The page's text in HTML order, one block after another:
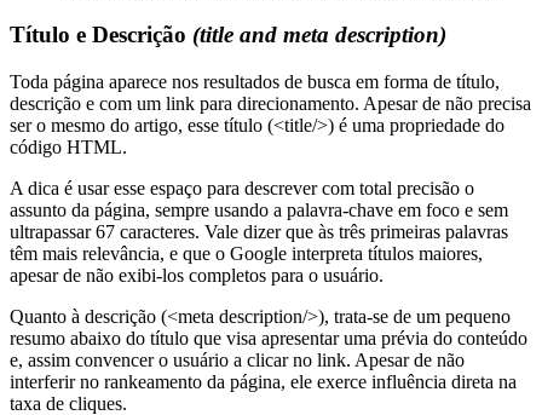
Título e Descrição (title and meta description)
Toda página aparece nos resultados de busca em forma de título,
descrição e com um link para direcionamento. Apesar de não precisa
ser o mesmo do artigo, esse título (<title/>) é uma propriedade do
código HTML.
A dica é usar esse espaço para descrever com total precisão o
assunto da página, sempre usando a palavra-chave em foco e sem
ultrapassar 67 caracteres. Vale dizer que às três primeiras palavras
têm mais relevância, e que o Google interpreta títulos maiores,
apesar de não exibi-los completos para o usuário.
Quanto à descrição (<meta description/>), trata-se de um pequeno
resumo abaixo do título que visa apresentar uma prévia do conteúdo
e, assim convencer o usuário a clicar no link. Apesar de não
interferir no rankeamento da página, ele exerce influência direta na
taxa de cliques.